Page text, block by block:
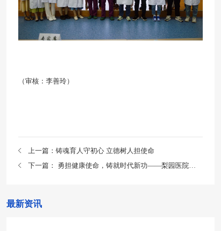
（审核：李善玲）
上一篇：铸魂育人守初心 立德树人担使命
下一篇：
最新资讯